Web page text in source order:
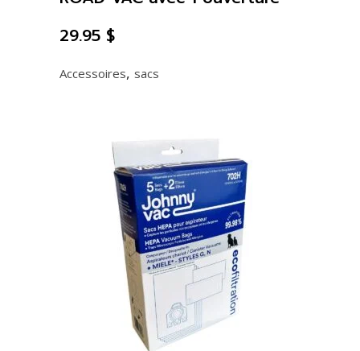
Accessoires, sacs
29.95 $